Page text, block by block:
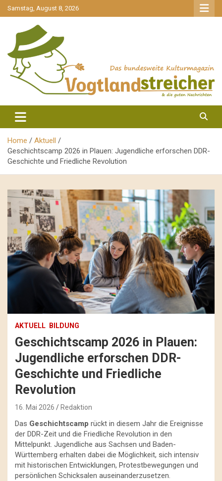
gehe
zum
Samstag, August 8, 2026
Vogtlandstreicher
Home
Aktuell
Geschichtscamp 2026 in Plauen: Jugendliche erforschen DDR-
Geschichte und Friedliche Revolution
AKTUELL BILDUNG
Geschichtscamp 2026 in Plauen:
Jugendliche erforschen DDR-
Geschichte und Friedliche
Revolution
16. Mai 2026 Redaktion
Das Geschichtscamp rückt in diesem Jahr die Ereignisse
der DDR-Zeit und die Friedliche Revolution in den
Mittelpunkt. Jugendliche aus Sachsen und Baden-
Württemberg erhalten dabei die Möglichkeit, sich intensiv
mit historischen Entwicklungen, Protestbewegungen und
persönlichen Schicksalen auseinanderzusetzen.